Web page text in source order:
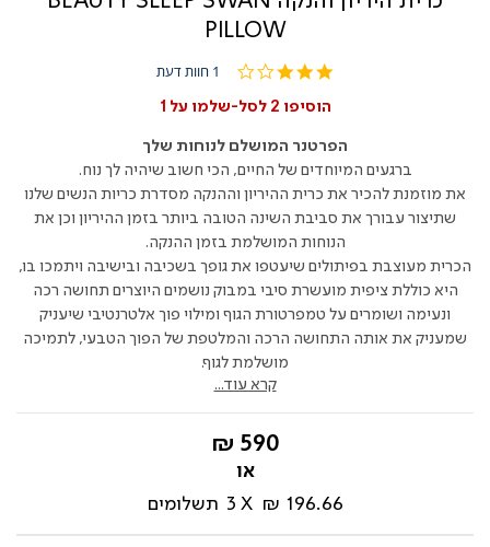
PILLOW
3.0
rating
1 חוות דעת
הוסיפו 2 לסל-שלמו על 1
הפרטנר המושלם לנוחות שלך
ברגעים המיוחדים של החיים, הכי חשוב שיהיה לך נוח.
את מוזמנת להכיר את כרית ההיריון וההנקה מסדרת כריות הנשים שלנו
שתיצור עבורך את סביבת השינה הטובה ביותר בזמן ההיריון וכן את
הנוחות המושלמת בזמן ההנקה.
הכרית מעוצבת בפיתולים שיעטפו את גופך בשכיבה ובישיבה ויתמכו בו,
היא כוללת ציפית מועשרת סיבי במבוק נושמים היוצרים תחושה רכה
ונעימה ושומרים על טמפרטורת הגוף ומילוי פוך אלטרנטיבי שיעניק
שמעניק את אותה התחושה הרכה והמלטפת של הפוך הטבעי, לתמיכה
מושלמת לגוף.
קרא עוד...
החל
מ-
590 ₪
196.66 ₪
3 תשלומים